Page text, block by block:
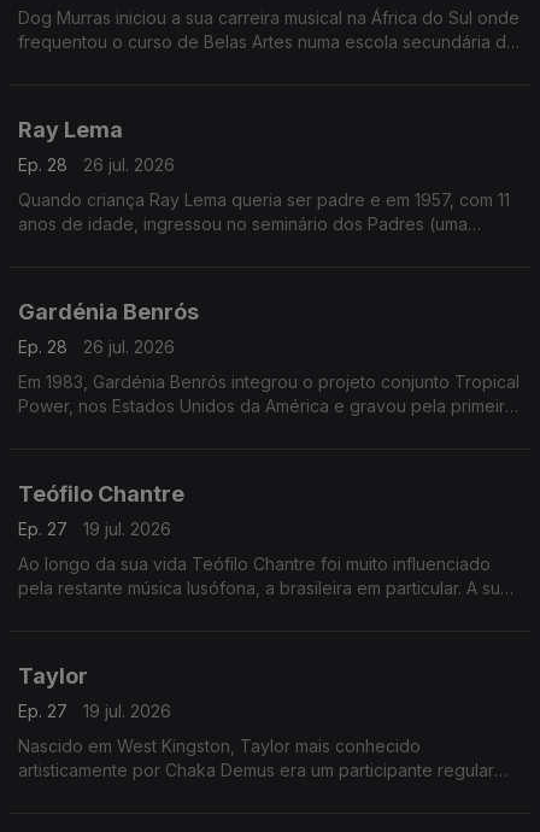
Dog Murras iniciou a sua carreira musical na África do Sul onde
frequentou o curso de Belas Artes numa escola secundária de
Ray Lema
Ep. 28
26 jul. 2026
Quando criança Ray Lema queria ser padre e em 1957, com 11
anos de idade, ingressou no seminário dos Padres (uma
Gardénia Benrós
Ep. 28
26 jul. 2026
Em 1983, Gardénia Benrós integrou o projeto conjunto Tropical
Power, nos Estados Unidos da América e gravou pela primeira
Teófilo Chantre
Ep. 27
19 jul. 2026
Ao longo da sua vida Teófilo Chantre foi muito influenciado
pela restante música lusófona, a brasileira em particular. A sua
Taylor
Ep. 27
19 jul. 2026
Nascido em West Kingston, Taylor mais conhecido
artisticamente por Chaka Demus era um participante regular